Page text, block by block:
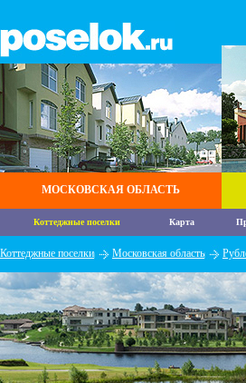
МОСКОВСКАЯ ОБЛАСТЬ
Коттеджные поселки Карта
Коттеджные поселки Московская область